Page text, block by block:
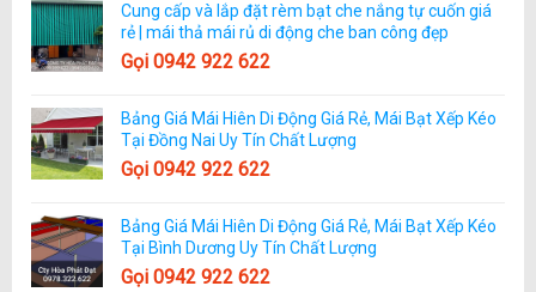
Cung cấp và lắp đặt rèm bạt che nắng tự cuốn giá
rẻ | mái thả mái rủ di động che ban công đẹp
Gọi 0942 922 622
Bảng Giá Mái Hiên Di Động Giá Rẻ, Mái Bạt Xếp Kéo
Tại Đồng Nai Uy Tín Chất Lượng
Gọi 0942 922 622
Bảng Giá Mái Hiên Di Động Giá Rẻ, Mái Bạt Xếp Kéo
Tại Bình Dương Uy Tín Chất Lượng
Gọi 0942 922 622